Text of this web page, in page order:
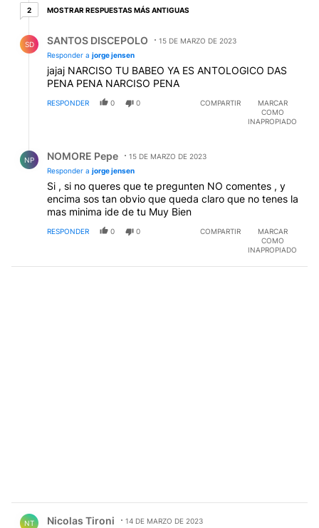
22 respuestas más antiguas
MOSTRAR RESPUESTAS MÁS ANTIGUAS
SD SANTOS DISCEPOLO
15 DE MARZO DE 2023
Responder a jorge jensen
jajaj NARCISO TU BABEO YA ES ANTOLOGICO DAS
PENA PENA NARCISO PENA
RESPONDER 0 0 COMPARTIR
MARCAR
COMO
INAPROPIADO
NP NOMORE Pepe
15 DE MARZO DE 2023
Responder a jorge jensen
Si , si no queres que te pregunten NO comentes , y
encima sos tan obvio que queda claro que no tenes la
mas minima ide de tu Muy Bien
RESPONDER 0 0 COMPARTIR
MARCAR
COMO
INAPROPIADO
NT Nicolas Tironi 14 DE MARZO DE 2023